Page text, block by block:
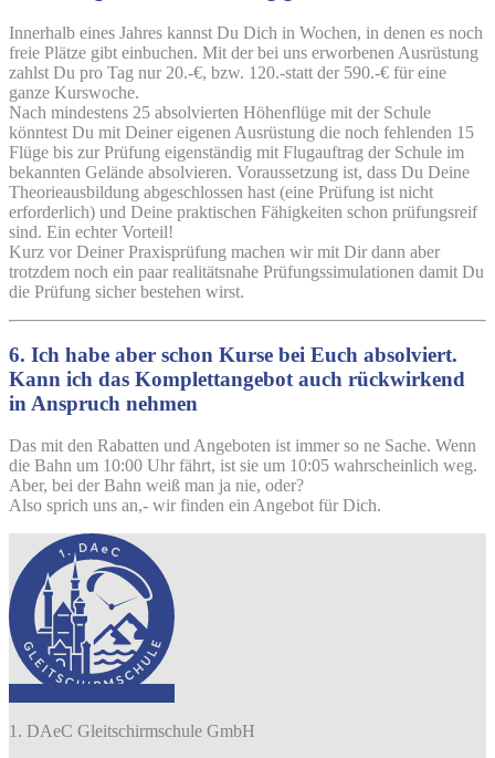
Innerhalb eines Jahres kannst Du Dich in Wochen, in denen es noch
freie Plätze gibt einbuchen. Mit der bei uns erworbenen Ausrüstung
zahlst Du pro Tag nur 20.-€, bzw. 120.-statt der 590.-€ für eine
ganze Kurswoche.
Nach mindestens 25 absolvierten Höhenflüge mit der Schule
könntest Du mit Deiner eigenen Ausrüstung die noch fehlenden 15
Flüge bis zur Prüfung eigenständig mit Flugauftrag der Schule im
bekannten Gelände absolvieren. Voraussetzung ist, dass Du Deine
Theorieausbildung abgeschlossen hast (eine Prüfung ist nicht
erforderlich) und Deine praktischen Fähigkeiten schon prüfungsreif
sind. Ein echter Vorteil!
Kurz vor Deiner Praxisprüfung machen wir mit Dir dann aber
trotzdem noch ein paar realitätsnahe Prüfungssimulationen damit Du
die Prüfung sicher bestehen wirst.
6. Ich habe aber schon Kurse bei Euch absolviert.
Kann ich das Komplettangebot auch rückwirkend
in Anspruch nehmen
Das mit den Rabatten und Angeboten ist immer so ne Sache. Wenn
die Bahn um 10:00 Uhr fährt, ist sie um 10:05 wahrscheinlich weg.
Aber, bei der Bahn weiß man ja nie, oder?
Also sprich uns an,- wir finden ein Angebot für Dich.
1. DAeC Gleitschirmschule GmbH